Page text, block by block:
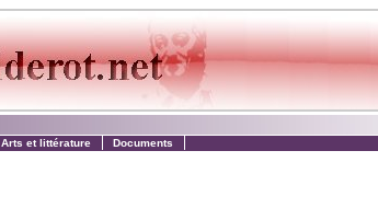
Arts et littérature Documents